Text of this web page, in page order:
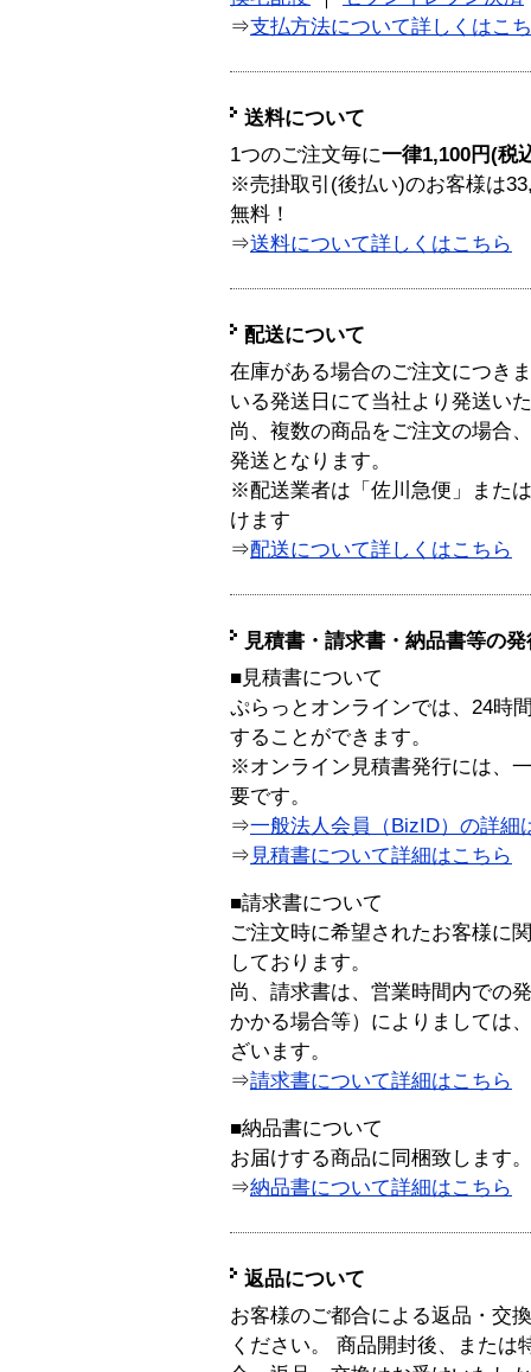
⇒支払方法について詳しくはこ
送料について
1つのご注文毎に一律1,100円(税
※売掛取引(後払い)のお客様は
無料！
⇒送料について詳しくはこちら
配送について
在庫がある場合のご注文につき
いる発送日にて当社より発送い
尚、複数の商品をご注文の場合
発送となります。
※配送業者は「佐川急便」また
けます
⇒配送について詳しくはこちら
見積書・請求書・納品書等の
■見積書について
ぷらっとオンラインでは、24時
することができます。
※オンライン見積書発行には、
要です。
⇒一般法人会員（BizID）の詳細
⇒ 見積書について詳細はこちら
■請求書について
ご注文時に希望されたお客様に
しております。
尚、請求書は、営業時間内での
かかる場合等）によりましては
ざいます。
⇒請求書について詳細はこちら
■納品書について
お届けする商品に同梱致します。
⇒納品書について詳細はこちら
返品について
お客様のご都合による返品・交
ください。 商品開封後、または